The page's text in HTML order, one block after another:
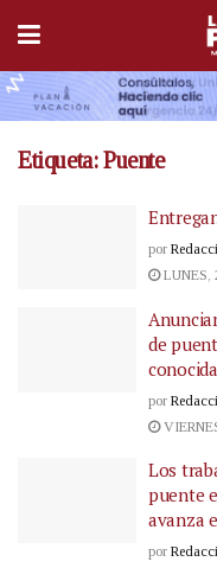
Etiqueta:Puente
por
LUNES,
de
por
Los
puente
avanza
por